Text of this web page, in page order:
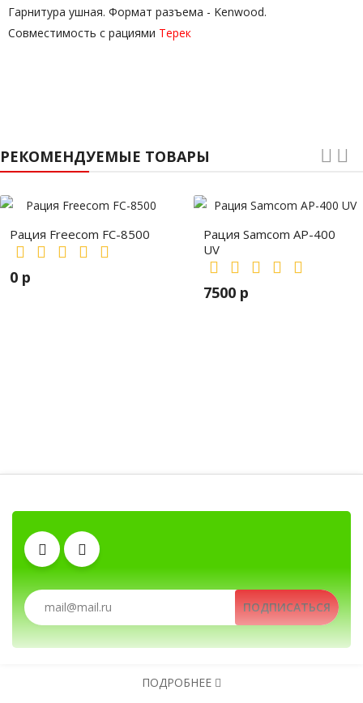
Гарнитура ушная. Формат разъема - Kenwood.
Совместимость с рациями Терек
РЕКОМЕНДУЕМЫЕ ТОВАРЫ
Рация Freecom FC-8500
0 р
Рация Samcom AP-400
UV
7500 р
Рации, радиостанции, рации для охоты и
Зарядные устройства
Автомобильные рации, автомобильные радиостанции,
Рации, радиостанции, рации для охоты и
Аккумуляторы
ПОДПИСАТЬСЯ
ПОДРОБНЕЕ